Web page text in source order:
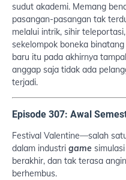
sudut akademi. Memang
pasangan-pasangan tak
melalui intrik, sihir
sekelompok boneka
baru itu pada akhirnya
anggap saja tidak ada
terjadi.
Episode 307: Awal
Festival Valentine—salah
dalam industri game
berakhir, dan tak terasa
berhembus.